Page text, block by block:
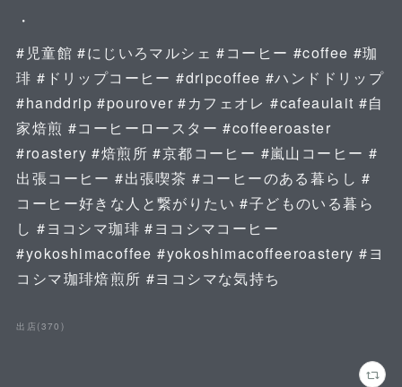
・
#児童館 #にじいろマルシェ #コーヒー #coffee #珈
琲 #ドリップコーヒー #dripcoffee #ハンドドリップ
#handdrip #pourover #カフェオレ #cafeaulait #自
家焙煎 #コーヒーロースター #coffeeroaster
#roastery #焙煎所 #京都コーヒー #嵐山コーヒー #
出張コーヒー #出張喫茶 #コーヒーのある暮らし #
コーヒー好きな人と繋がりたい #子どものいる暮ら
し #ヨコシマ珈琲 #ヨコシマコーヒー
#yokoshimacoffee #yokoshimacoffeeroastery #ヨ
コシマ珈琲焙煎所 #ヨコシマな気持ち
出店 (370 )